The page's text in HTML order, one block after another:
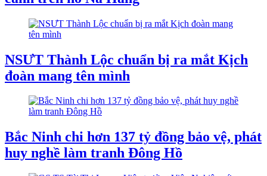
NSƯT Thành Lộc chuẩn bị ra mắt Kịch
đoàn mang tên mình
Bắc Ninh chi hơn 137 tỷ đồng bảo vệ, phát
huy nghề làm tranh Đông Hồ